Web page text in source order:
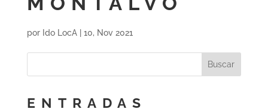
por Ido LocA| 10, Nov 2021
ENTRADAS